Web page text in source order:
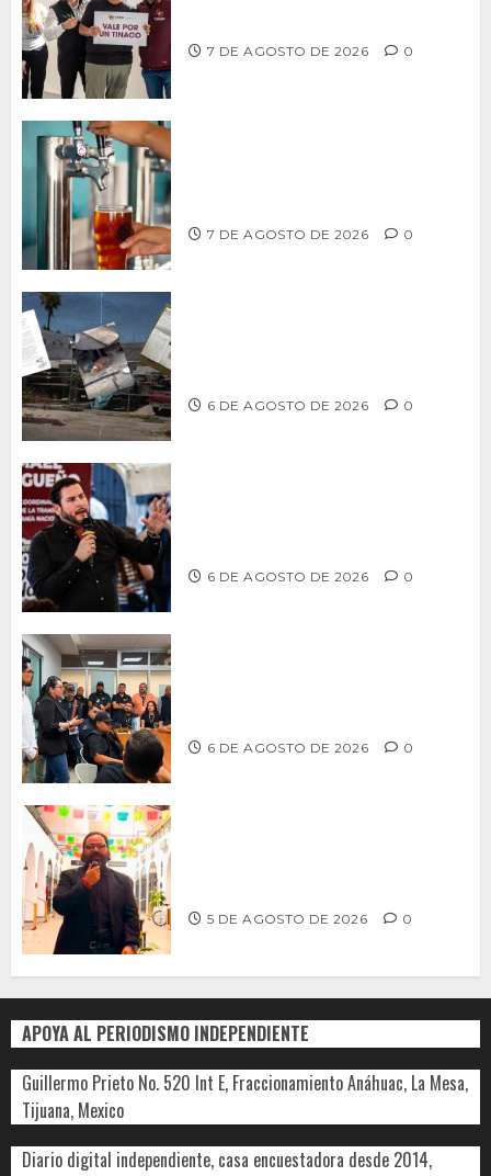
7 DE AGOSTO DE 2026 0
7 DE AGOSTO DE 2026 0
6 DE AGOSTO DE 2026 0
6 DE AGOSTO DE 2026 0
6 DE AGOSTO DE 2026 0
5 DE AGOSTO DE 2026 0
APOYA AL PERIODISMO INDEPENDIENTE
Guillermo Prieto No. 520 Int E, Fraccionamiento Anáhuac, La Mesa,
Tijuana, Mexico
Diario digital independiente, casa encuestadora desde 2014,